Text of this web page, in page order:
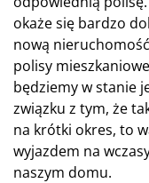
okaże się bardzo
nową
polisy
będziemy w stanie
związku z tym, że
na krótki okres, to
wyjazdem na
naszym domu.